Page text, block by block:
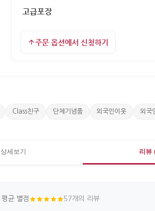
고급포장
주문 옵션에서 신청하기
Class친구 단체기념품 외국인이웃 외국
상세보기 리뷰
평균 별점 57개의 리뷰